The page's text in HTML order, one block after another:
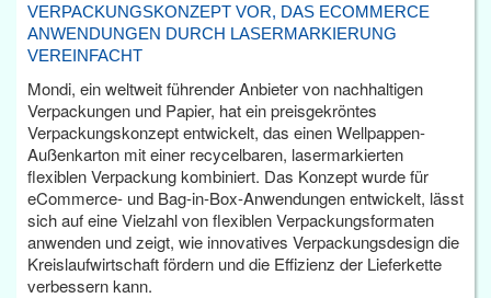
VERPACKUNGSKONZEPT VOR, DAS ECOMMERCE
ANWENDUNGEN DURCH LASERMARKIERUNG
VEREINFACHT
Mondi, ein weltweit führender Anbieter von nachhaltigen
Verpackungen und Papier, hat ein preisgekröntes
Verpackungskonzept entwickelt, das einen Wellpappen-
Außenkarton mit einer recycelbaren, lasermarkierten
flexiblen Verpackung kombiniert. Das Konzept wurde für
eCommerce- und Bag-in-Box-Anwendungen entwickelt, lässt
sich auf eine Vielzahl von flexiblen Verpackungsformaten
anwenden und zeigt, wie innovatives Verpackungsdesign die
Kreislaufwirtschaft fördern und die Effizienz der Lieferkette
verbessern kann.